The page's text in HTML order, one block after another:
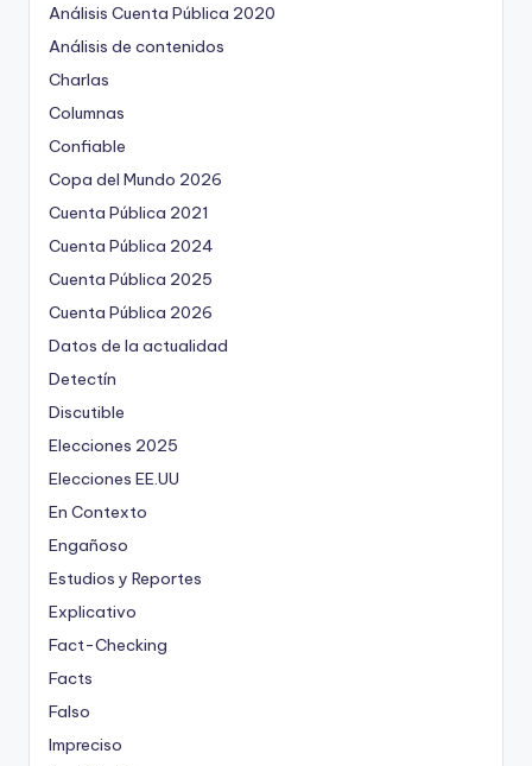
Análisis Cuenta Pública 2020
Análisis de contenidos
Charlas
Columnas
Confiable
Copa del Mundo 2026
Cuenta Pública 2021
Cuenta Pública 2024
Cuenta Pública 2025
Cuenta Pública 2026
Datos de la actualidad
Detectín
Discutible
Elecciones 2025
Elecciones EE.UU
En Contexto
Engañoso
Estudios y Reportes
Explicativo
Fact-Checking
Facts
Falso
Impreciso